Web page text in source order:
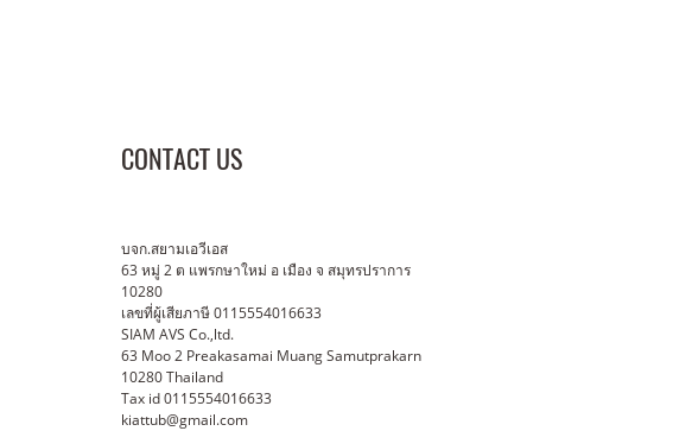
CONTACT US
บจก.สยามเอวีเอส
63 หมู่ 2 ต แพรกษาใหม่ อ เมือง จ สมุทรปราการ
10280
เลขที่ผู้เสียภาษี 0115554016633
SIAM AVS Co.,ltd.
63 Moo 2 Preakasamai Muang Samutprakarn
10280 Thailand
Tax id 0115554016633
kiattub@gmail.com